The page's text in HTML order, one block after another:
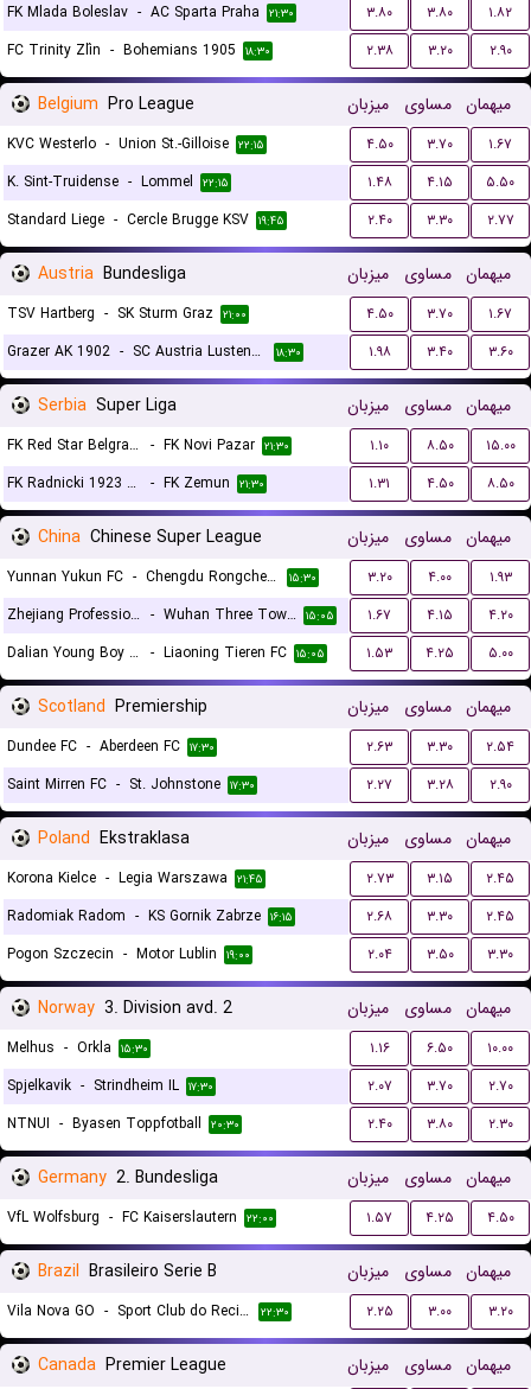
FK Mlada Boleslav - AC Sparta Praha ۲۱:۳۰ ۳.۸۰ ۳.۸۰
۱.۸۲
FC Trinity Zlín - Bohemians 1905 ۱۸:۳۰ ۲.۳۸ ۳.۲۰ ۲.۹۰
Belgium Pro League میزبان مساوی میهمان
KVC Westerlo - Union St.-Gilloise ۲۲:۱۵ ۴.۵۰ ۳.۷۰
۱.۶۷
K. Sint-Truidense - Lommel ۲۲:۱۵ ۱.۴۸ ۴.۱۵
۵.۵۰
Standard Liege - Cercle Brugge KSV ۱۹:۴۵ ۲.۴۰ ۳.۳۰ ۲.۷۷
Austria Bundesliga میزبان مساوی میهمان
TSV Hartberg - SK Sturm Graz ۲۱:۰۰ ۴.۵۰ ۳.۷۰
۱.۶۷
Grazer AK 1902 - SC Austria Lustenau ۱۸:۳۰ ۱.۹۸ ۳.۴۰ ۳.۶۰
Serbia Super Liga میزبان مساوی میهمان
FK Red Star Belgrade (Crvena Zvezda) - FK Novi Pazar ۲۱:۳۰ ۱.۱۰ ۸.۵۰
۱۵.۰۰
FK Radnicki 1923 Kragujevac
- FK Zemun ۲۱:۳۰ ۱.۳۱ ۴.۵۰ ۸.۵۰
China Chinese Super League میزبان مساوی میهمان
Yunnan Yukun FC - Chengdu Rongcheng FC ۱۵:۳۰ ۳.۲۰ ۴.۰۰
۱.۹۳
Zhejiang Professional FC - Wuhan Three Towns ۱۵:۰۵ ۱.۶۷ ۴.۱۵
۴.۲۰
Dalian Young Boy FC - Liaoning Tieren FC ۱۵:۰۵ ۱.۵۳ ۴.۲۵ ۵.۰۰
Scotland Premiership میزبان مساوی میهمان
Dundee FC - Aberdeen FC ۱۷:۳۰ ۲.۶۳ ۳.۳۰
۲.۵۴
Saint Mirren FC - St. Johnstone ۱۷:۳۰ ۲.۲۷ ۳.۲۸ ۲.۹۰
Poland Ekstraklasa میزبان مساوی میهمان
Korona Kielce - Legia Warszawa ۲۱:۴۵ ۲.۷۳ ۳.۱۵
۲.۴۵
Radomiak Radom - KS Gornik Zabrze ۱۶:۱۵ ۲.۶۸ ۳.۳۰
۲.۴۵
Pogon Szczecin - Motor Lublin ۱۹:۰۰ ۲.۰۴ ۳.۵۰ ۳.۳۰
Norway 3. Division avd. 2 میزبان مساوی میهمان
Melhus - Orkla ۱۵:۳۰ ۱.۱۶ ۶.۵۰
۱۰.۰۰
Spjelkavik - Strindheim IL ۱۷:۳۰ ۲.۰۷ ۳.۷۰
۲.۷۰
NTNUI - Byasen Toppfotball ۲۰:۳۰ ۲.۴۰ ۳.۸۰ ۲.۳۰
Germany 2. Bundesliga میزبان مساوی میهمان
VfL Wolfsburg - FC Kaiserslautern ۲۲:۰۰ ۱.۵۷ ۴.۲۵ ۴.۵۰
Brazil Brasileiro Serie B میزبان مساوی میهمان
Vila Nova GO - Sport Club do Recife ۲۲:۳۰ ۲.۲۵ ۳.۰۰ ۳.۲۰
Canada Premier League میزبان مساوی میهمان